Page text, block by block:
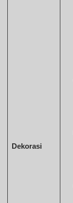
Dekorasi